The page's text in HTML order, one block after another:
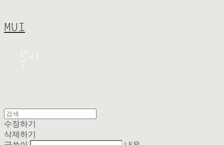
MUI
수정하기
삭제하기